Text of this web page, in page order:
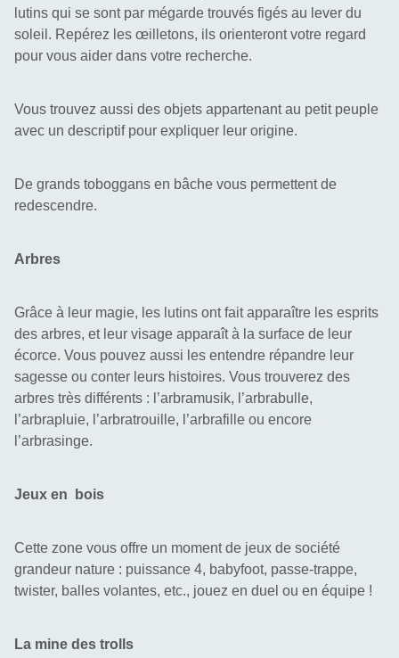
lutins qui se sont par mégarde trouvés figés au lever du
soleil. Repérez les œilletons, ils orienteront votre regard
pour vous aider dans votre recherche.
Vous trouvez aussi des objets appartenant au petit peuple
avec un descriptif pour expliquer leur origine.
De grands toboggans en bâche vous permettent de
redescendre.
Arbres
Grâce à leur magie, les lutins ont fait apparaître les esprits
des arbres, et leur visage apparaît à la surface de leur
écorce. Vous pouvez aussi les entendre répandre leur
sagesse ou conter leurs histoires. Vous trouverez des
arbres très différents : l’arbramusik, l’arbrabulle,
l’arbrapluie, l’arbratrouille, l’arbrafille ou encore
l’arbrasinge.
Jeux en  bois
Cette zone vous offre un moment de jeux de société
grandeur nature : puissance 4, babyfoot, passe-trappe,
twister, balles volantes, etc., jouez en duel ou en équipe !
La mine des trolls